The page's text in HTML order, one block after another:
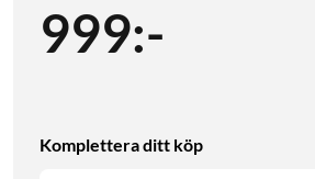
999:-
Komplettera ditt köp